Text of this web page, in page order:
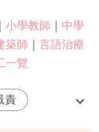
小學教師
中學
築師
言語治療
一覽
責